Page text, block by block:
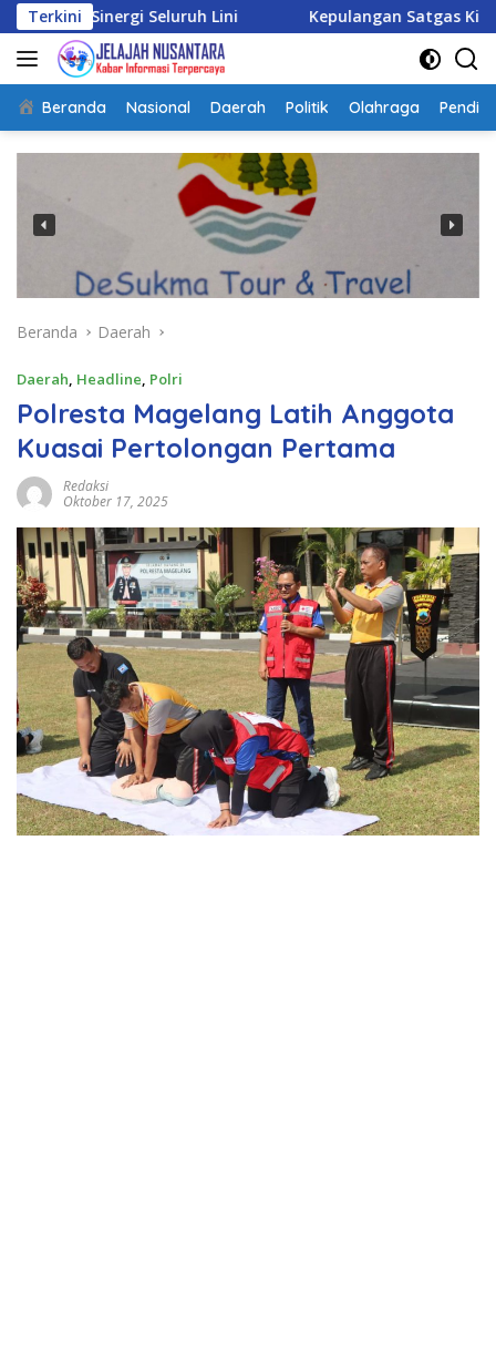
Langsung
ke
konten
Terkini
Seluruh Lini Kepulangan Satgas Kizi TNI
Beranda Nasional Daerah Politik Olahraga
Beranda Daerah
Daerah, Headline, Polri
Polresta Magelang Latih Anggota
Kuasai Pertolongan Pertama
Redaksi
Oktober 17, 2025